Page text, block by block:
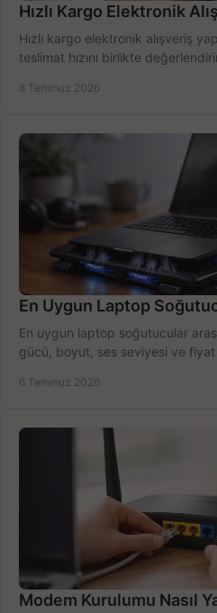
Hızlı Kargo Elektronik
Hızlı kargo elektronik alışveriş
teslimat hızını birlikte
8 Temmuz 2026
En Uygun Laptop
En uygun laptop soğutucular
gücü, boyut, ses seviyesi ve
6 Temmuz 2026
Modem Kurulumu Nasıl